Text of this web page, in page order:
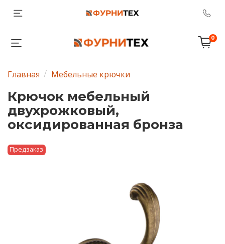
0
Главная Мебельные крючки
Крючок мебельный
двухрожковый,
оксидированная бронза
Предзаказ